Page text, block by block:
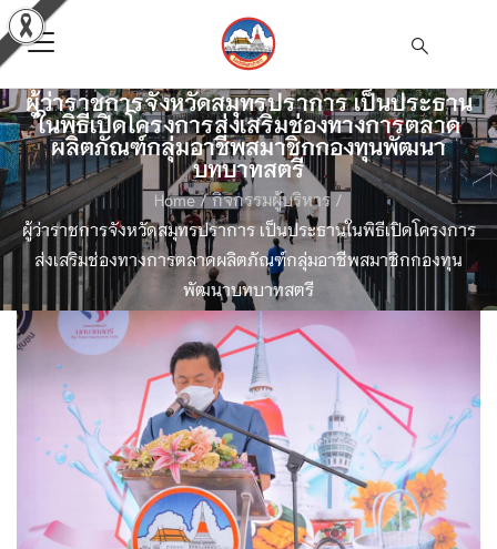
ผู้ว่าราชการจังหวัดสมุทรปราการ เป็นประธาน
ในพิธีเปิดโครงการส่งเสริมช่องทางการตลาด
ผลิตภัณฑ์กลุ่มอาชีพสมาชิกกองทุนพัฒนา
บทบาทสตรี
Home/ กิจกรรมผู้บริหาร/
ผู้ว่าราชการจังหวัดสมุทรปราการ เป็นประธานในพิธีเปิดโครงการ
ส่งเสริมช่องทางการตลาดผลิตภัณฑ์กลุ่มอาชีพสมาชิกกองทุน
พัฒนาบทบาทสตรี